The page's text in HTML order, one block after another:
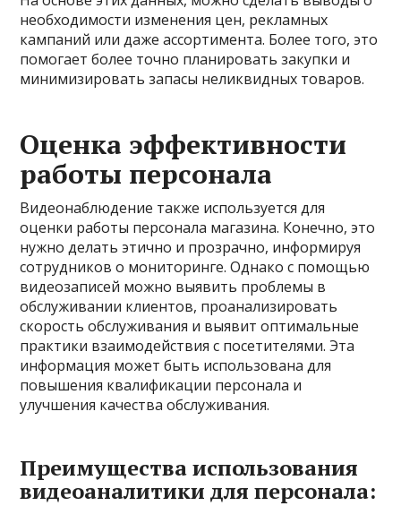
необходимости изменения цен, рекламных
кампаний или даже ассортимента. Более того, это
помогает более точно планировать закупки и
минимизировать запасы неликвидных товаров.
Оценка эффективности
работы персонала
Видеонаблюдение также используется для
оценки работы персонала магазина. Конечно, это
нужно делать этично и прозрачно, информируя
сотрудников о мониторинге. Однако с помощью
видеозаписей можно выявить проблемы в
обслуживании клиентов, проанализировать
скорость обслуживания и выявит оптимальные
практики взаимодействия с посетителями. Эта
информация может быть использована для
повышения квалификации персонала и
улучшения качества обслуживания.
Преимущества использования
видеоаналитики для персонала: